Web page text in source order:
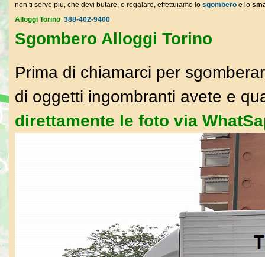
non ti serve piu, che devi butare, o regalare, effettuiamo lo sgombero e lo
Alloggi Torino 388-402-9400
Sgombero Alloggi Torino
Prima di chiamarci per
di oggetti ingombranti avete e
direttamente le foto via